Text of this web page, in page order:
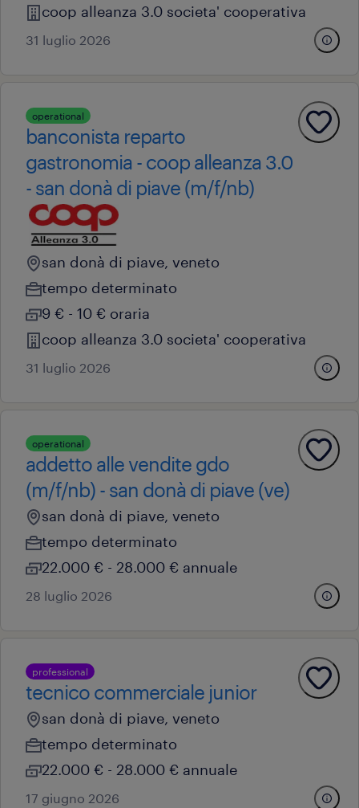
coop alleanza 3.0 societa' cooperativa
31 luglio 2026
operational
banconista reparto
gastronomia - coop alleanza 3.0
- san donà di piave (m/f/nb)
san donà di piave, veneto
tempo determinato
9 € - 10 € oraria
coop alleanza 3.0 societa' cooperativa
31 luglio 2026
operational
addetto alle vendite gdo
(m/f/nb) - san donà di piave (ve)
san donà di piave, veneto
tempo determinato
22.000 € - 28.000 € annuale
28 luglio 2026
professional
tecnico commerciale junior
san donà di piave, veneto
tempo determinato
22.000 € - 28.000 € annuale
17 giugno 2026